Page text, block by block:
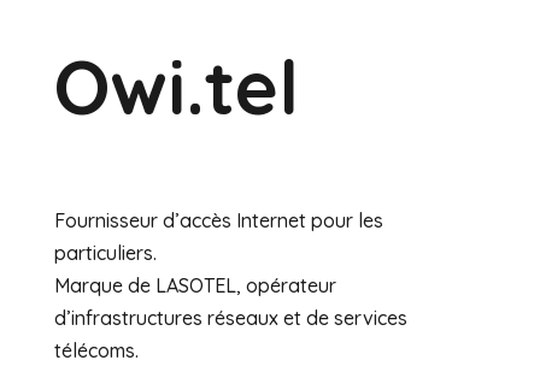
Owi.tel
Fournisseur d’accès Internet pour les
particuliers.
Marque de LASOTEL, opérateur
d’infrastructures réseaux et de services
télécoms.